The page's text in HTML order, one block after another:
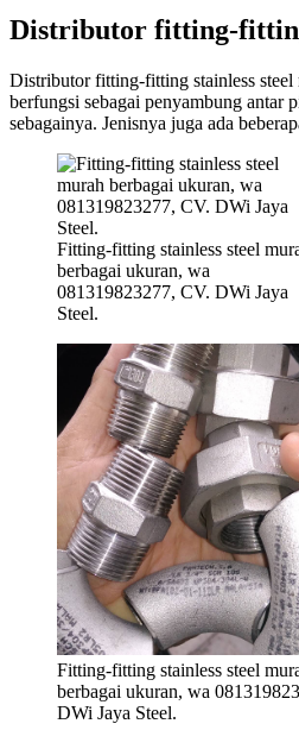
Distributor fitting-fitting
Distributor fitting-fitting stainless steel
berfungsi sebagai penyambung antar
sebagainya. Jenisnya juga ada
Fitting-fitting stainless steel
berbagai ukuran, wa
081319823277, CV. DWi Jaya
Steel.
Fitting-fitting stainless steel
berbagai ukuran, wa
DWi Jaya Steel.